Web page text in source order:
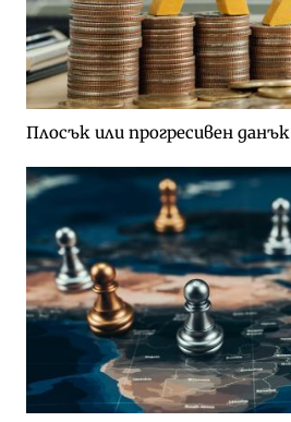
Плосък или прогресивен данък